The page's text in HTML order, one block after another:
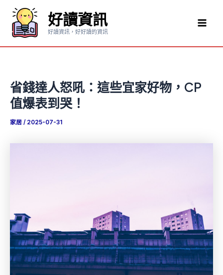
要
好讀資訊
好讀資訊，好好讀的資訊
省錢達人怒吼：這些宜家好物，CP
值爆表到哭！
家居 / 2025-07-31